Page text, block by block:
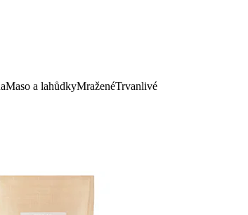
Maso a lahůdkyMraženéTrvanlivé